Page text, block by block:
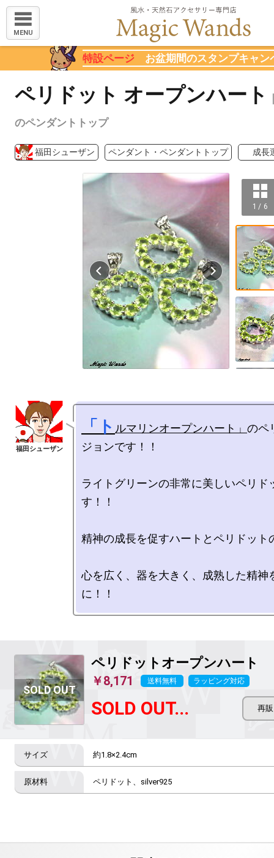
MENU
特設ページ お盆期間のスタンプキャン
ペリドット オープンハート
のペンダントトップ
福田シューザン ペンダント・ペンダントトップ 成長
1 / 6
「ト ルマリンオープンハート」 のペ
ジョンです！！
ライトグリーンの非常に美しいペリド
す！！
精神の成長を促すハートとペリドット
心を広く、器を大きく、成熟した精神
ペリドットオープンハート
￥8,171 送料無料 ラッピング対応
SOLD OUT...
約1.8×2.4cm
ペリドット、silver925